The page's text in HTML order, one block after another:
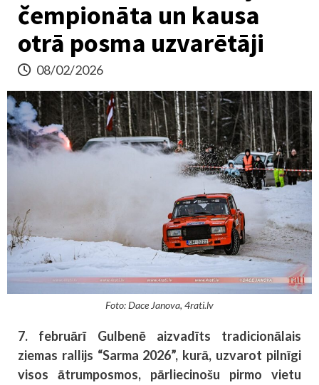
čempionāta un kausa
otrā posma uzvarētāji
08/02/2026
Foto: Dace Janova, 4rati.lv
7. februārī Gulbenē aizvadīts tradicionālais
ziemas rallijs “Sarma 2026”, kurā, uzvarot pilnīgi
visos ātrumposmos, pārliecinošu pirmo vietu